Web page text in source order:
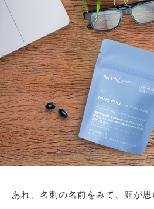
あれ、名刺の名前をみて、顔が